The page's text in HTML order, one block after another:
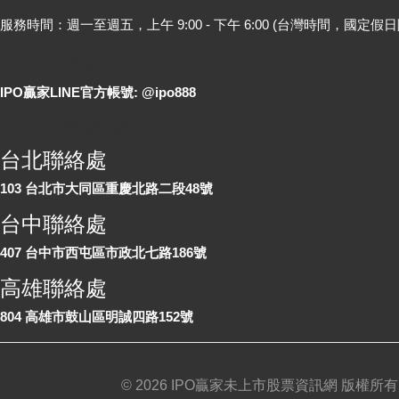
服務時間：週一至週五，上午 9:00 - 下午 6:00 (台灣時間，國定假
IPO贏家LINE官方帳號: @ipo888
台北聯絡處
103 台北市大同區重慶北路二段48號
台中聯絡處
407 台中市西屯區市政北七路186號
高雄聯絡處
804 高雄市鼓山區明誠四路152號
© 2026 IPO贏家未上市股票資訊網 版權所有